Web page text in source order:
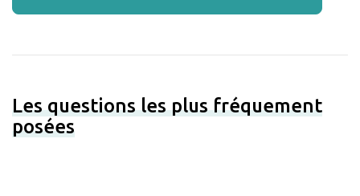
Les questions les plus fréquement
posées